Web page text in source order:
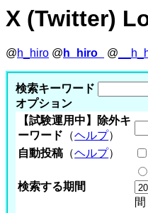
X (Twitter)
@h_hiro @ h_hiro_ @
検索キーワード
オプション
【試験運用中】除外キ
ーワード （ヘルプ）
自動投稿 （ヘルプ）
検索する期間
間